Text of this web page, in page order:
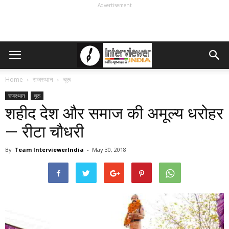
Advertisement
Home राजस्थान चूरू
राजस्थान चूरू
शहीद देश और समाज की अमूल्य धरोहर
— रीटा चौधरी
By Team InterviewerIndia - May 30, 2018